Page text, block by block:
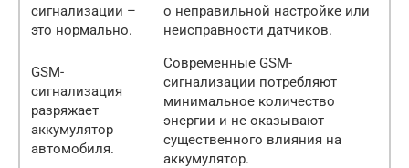
сигнализации –
это нормально.
о неправильной настройке или
неисправности датчиков.
GSM-
сигнализация
разряжает
аккумулятор
автомобиля.
Современные GSM-
сигнализации потребляют
минимальное количество
энергии и не оказывают
существенного влияния на
аккумулятор.